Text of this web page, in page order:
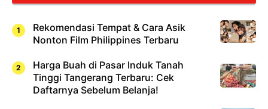
Rekomendasi Tempat & Cara Asik
Nonton Film Philippines Terbaru
Harga Buah di Pasar Induk Tanah
Tinggi Tangerang Terbaru: Cek
Daftarnya Sebelum Belanja!